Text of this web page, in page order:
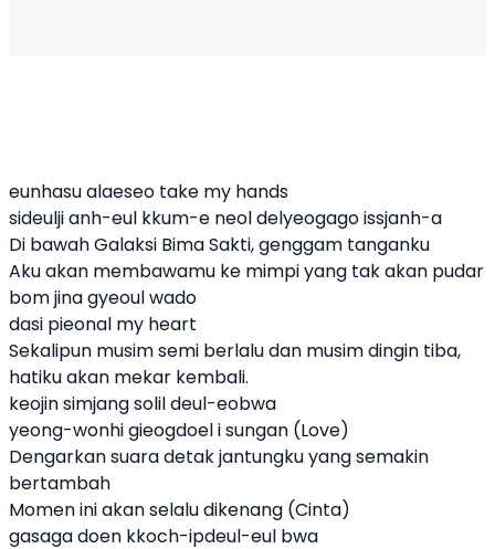
eunhasu alaeseo take my hands
sideulji anh-eul kkum-e neol delyeogago issjanh-a
Di bawah Galaksi Bima Sakti, genggam tanganku
Aku akan membawamu ke mimpi yang tak akan pudar
bom jina gyeoul wado
dasi pieonal my heart
Sekalipun musim semi berlalu dan musim dingin tiba,
hatiku akan mekar kembali.
keojin simjang solil deul-eobwa
yeong-wonhi gieogdoel i sungan (Love)
Dengarkan suara detak jantungku yang semakin
bertambah
Momen ini akan selalu dikenang (Cinta)
gasaga doen kkoch-ipdeul-eul bwa